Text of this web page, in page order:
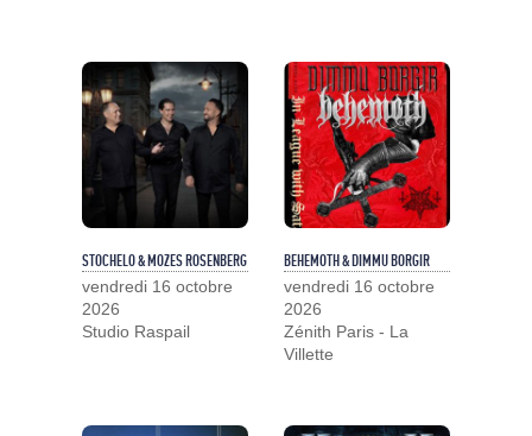
STOCHELO & MOZES ROSENBERG
vendredi 16 octobre
2026
Studio Raspail
BEHEMOTH & DIMMU BORGIR
vendredi 16 octobre
2026
Zénith Paris - La
Villette